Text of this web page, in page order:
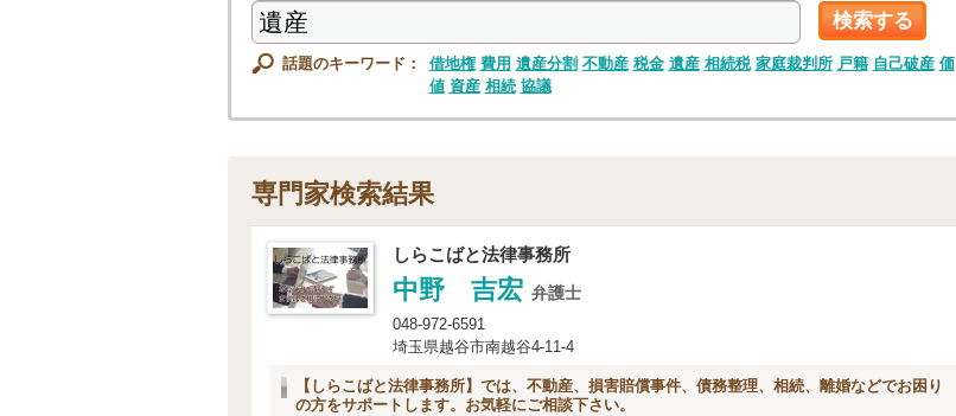
検索する
話題のキーワード： 借地権 費用 遺産分割 不動産 税金 遺産 相続税 家庭裁判所 戸籍 自己破産 価
値 資産 相続 協議
専門家検索結果
しらこばと法律事務所
中野 吉宏 弁護士
048-972-6591
埼玉県越谷市南越谷4-11-4
【しらこばと法律事務所】では、不動産、損害賠償事件、債務整理、相続、離婚などでお困り
の方をサポートします。お気軽にご相談下さい。